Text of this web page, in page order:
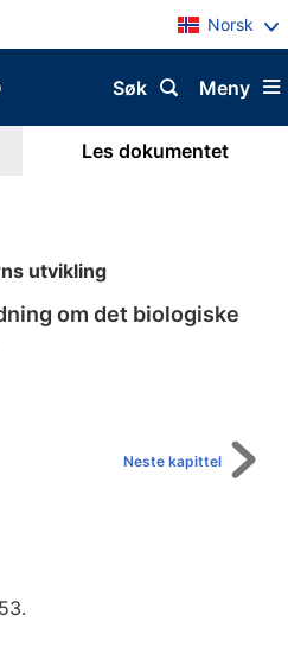
Norsk
Meny
Søk
Les dokumentet
utvikling
om det biologiske
Neste kapittel